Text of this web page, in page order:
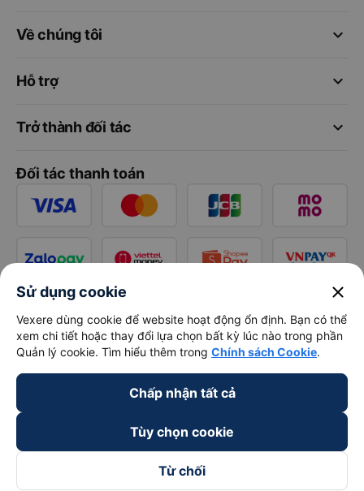
Về chúng tôi
Sử dụng cookie close
Vexere dùng cookie để website hoạt động ổn định. Bạn có thể
xem chi tiết hoặc thay đổi lựa chọn bất kỳ lúc nào trong phần
Quản lý cookie. Tìm hiểu thêm trong Chính sách Cookie.
Chấp nhận tất cả
Tùy chọn cookie
Từ chối